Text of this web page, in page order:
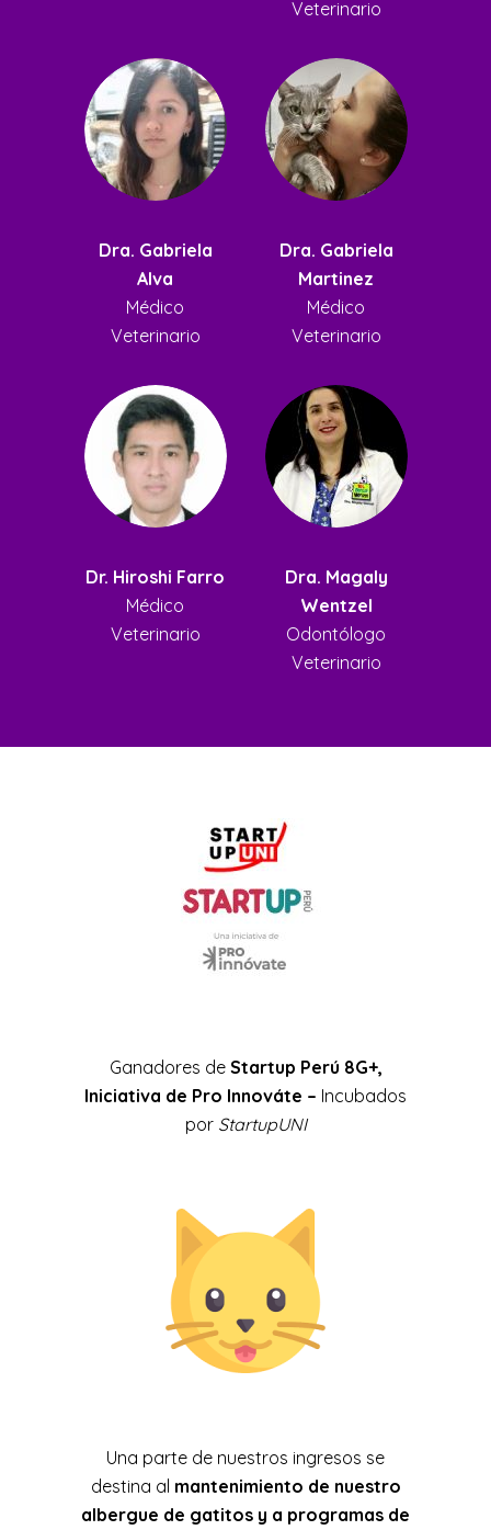
Veterinario
Dra. Gabriela
Alva
Médico
Veterinario
Dra. Gabriela
Martinez
Médico
Veterinario
Dr. Hiroshi Farro
Médico
Veterinario
Dra. Magaly
Wentzel
Odontólogo
Veterinario
Ganadores de Startup Perú 8G+,
Iniciativa de Pro Innováte – Incubados
por StartupUNI
Una parte de nuestros ingresos se
destina al mantenimiento de nuestro
albergue de gatitos y a programas de